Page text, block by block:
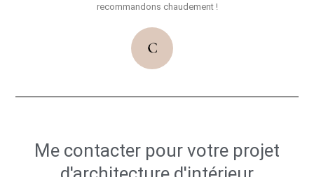
recommandons chaudement !
Me contacter pour votre projet